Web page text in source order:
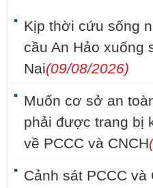
Kịp thời cứu sống
cầu An Hảo xuống
Nai(09/08/2026)
Muốn cơ sở an
phải được trang bị
về PCCC và CNCH
Cảnh sát PCCC